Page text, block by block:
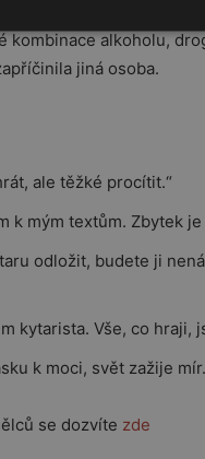
18. září 1970 v
kombinace alkoholu,
jiná osoba.
ale těžké procítit.“
k mým textům. Zbytek
odložit, budete ji
kytarista. Vše, co hraji,
k moci, svět zažije
se dozvíte zde